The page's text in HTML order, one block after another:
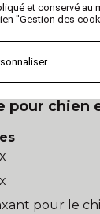
il pour
pour chien
pour le
et conservé
"Gestion des